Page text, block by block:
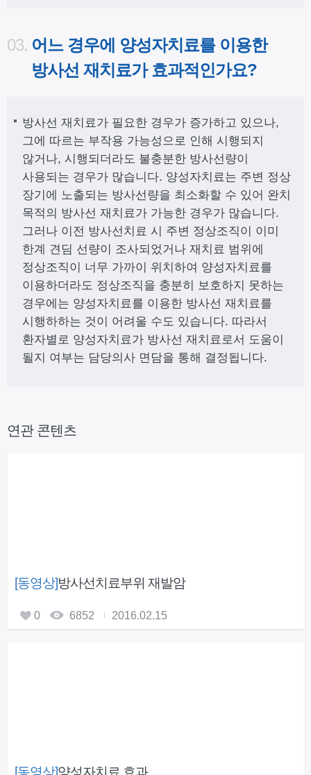
03. 어느 경우에 양성자치료를 이용한
방사선 재치료가 효과적인가요?
방사선 재치료가 필요한 경우가 증가하고 있으나,
그에 따르는 부작용 가능성으로 인해 시행되지
않거나, 시행되더라도 불충분한 방사선량이
사용되는 경우가 많습니다. 양성자치료는 주변 정상
장기에 노출되는 방사선량을 최소화할 수 있어 완치
목적의 방사선 재치료가 가능한 경우가 많습니다.
그러나 이전 방사선치료 시 주변 정상조직이 이미
한계 견딤 선량이 조사되었거나 재치료 범위에
정상조직이 너무 가까이 위치하여 양성자치료를
이용하더라도 정상조직을 충분히 보호하지 못하는
경우에는 양성자치료를 이용한 방사선 재치료를
시행하하는 것이 어려울 수도 있습니다. 따라서
환자별로 양성자치료가 방사선 재치료로서 도움이
될지 여부는 담당의사 면담을 통해 결정됩니다.
연관 콘텐츠
[동영상]방사선치료부위 재발암
0 6852 2016.02.15
[동영상]양성자치료 효과